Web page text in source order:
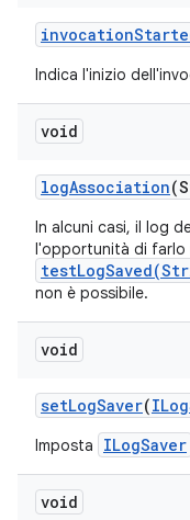
invocation
Indica l'inizio
void
logAssociation
In alcuni casi, il log
l'opportunità di farlo
non è possibile.
void
setLogSaver(ILog
Imposta ILogSaver
void